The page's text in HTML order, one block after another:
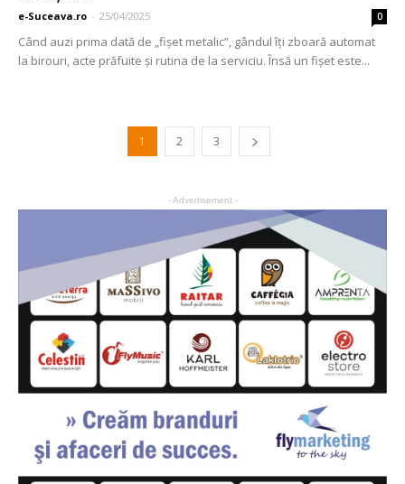
e-Suceava.ro - 25/04/2025 0
Când auzi prima dată de „fișet metalic”, gândul îţi zboară automat
la birouri, acte prăfuite și rutina de la serviciu. Însă un fișet este...
1 2 3
- Advertisement -